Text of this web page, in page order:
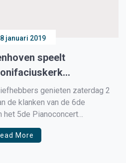
januari 2019
speelt
genieten zaterdag 2
de klanken van de 6de
het 5de Pianoconcert
uitgevoerd door een
leiding van Jan Laan en de
More